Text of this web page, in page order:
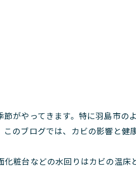
がやってきます。特に羽島市
のブログでは、カビの影響と健
粧台などの水回りはカビの温